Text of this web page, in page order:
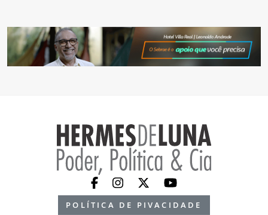
POLÍTICA DE PIVACIDADE